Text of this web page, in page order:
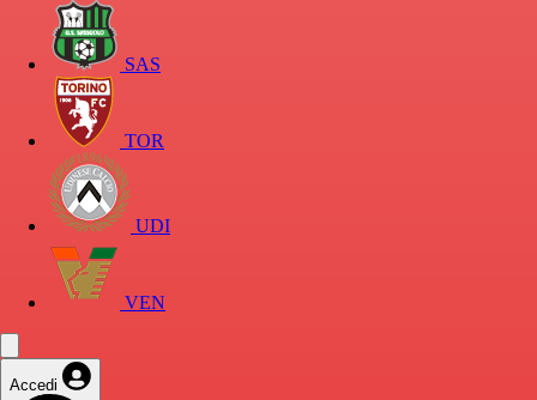
SAS
TOR
UDI
VEN
Accedi